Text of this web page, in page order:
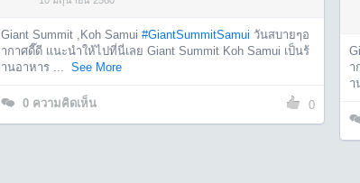
Giant Summit ,Koh Samui #GiantSummitSamui วันสบายๆอ
ากาศดี๊ดี เเนะนำให้ไปที่นี่เลย Giant Summit Koh Samui เป็นร้
านอาหาร ... See More
0 ความคิดเห็น 0
า
า